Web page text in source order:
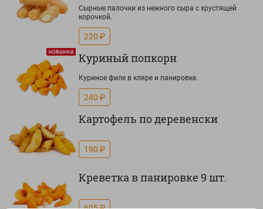
Сырные палочки из нежного сыра с хрустящей
корочкой.
220 ₽
Куриный попкорн
Куриное филе в кляре и панировке.
240 ₽
Картофель по деревенски
190 ₽
Креветка в панировке 9 шт.